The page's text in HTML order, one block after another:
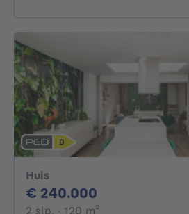
Huis
€ 240.000
2 slp. 2 slaapkamers
· 120 m²